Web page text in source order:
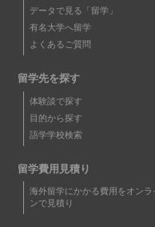
データで見る「留学」
有名大学へ留学
よくあるご質問
留学先を探す
体験談で探す
目的から探す
語学学校検索
留学費用見積り
海外留学にかかる費用をオンラ
ンで見積り